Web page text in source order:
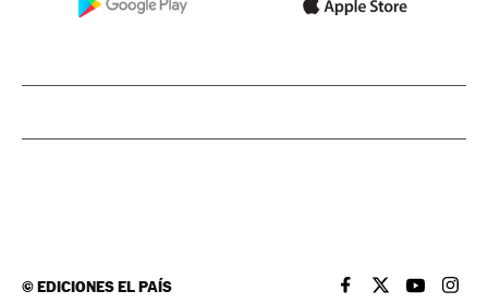
©EDICIONES EL PAÍS EL PAÍS BRASIL EN
EL PAÍSEL PAÍS
EL